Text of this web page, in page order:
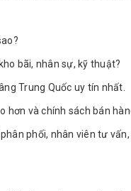
bãi, nhân sự, kỹ thuật?
Trung Quốc uy tín nhất.
và chính sách bán
phối, nhân viên tư